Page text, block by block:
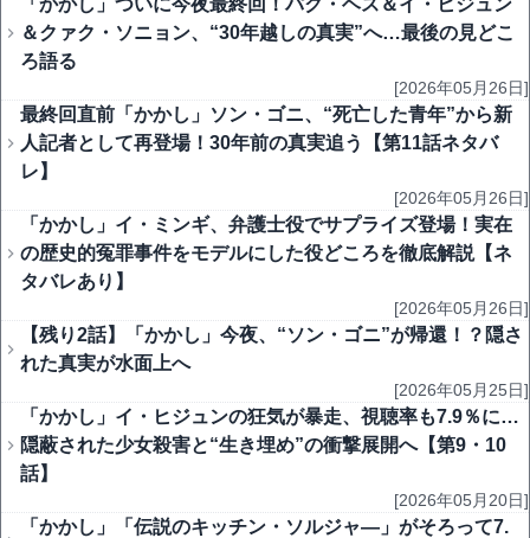
「かかし」ついに今夜最終回！パク・ヘス＆イ・ヒジュン
＆クァク・ソニョン、“30年越しの真実”へ…最後の見どこ
ろ語る
[2026年05月26日]
最終回直前「かかし」ソン・ゴニ、“死亡した青年”から新
人記者として再登場！30年前の真実追う【第11話ネタバ
レ】
[2026年05月26日]
「かかし」イ・ミンギ、弁護士役でサプライズ登場！実在
の歴史的冤罪事件をモデルにした役どころを徹底解説【ネ
タバレあり】
[2026年05月26日]
【残り2話】「かかし」今夜、“ソン・ゴニ”が帰還！？隠さ
れた真実が水面上へ
[2026年05月25日]
「かかし」イ・ヒジュンの狂気が暴走、視聴率も7.9％に…
隠蔽された少女殺害と“生き埋め”の衝撃展開へ【第9・10
話】
[2026年05月20日]
「かかし」「伝説のキッチン・ソルジャ―」がそろって7.